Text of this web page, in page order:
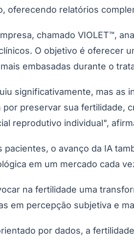
oferecendo relatórios
chamado VIOLET™,
O objetivo é oferecer
embasadas durante o
significativamente, mas as
preservar sua fertilidade,
reprodutivo individual",
pacientes, o avanço da IA
em um mercado cada
na fertilidade uma
em percepção subjetiva e
por dados, a